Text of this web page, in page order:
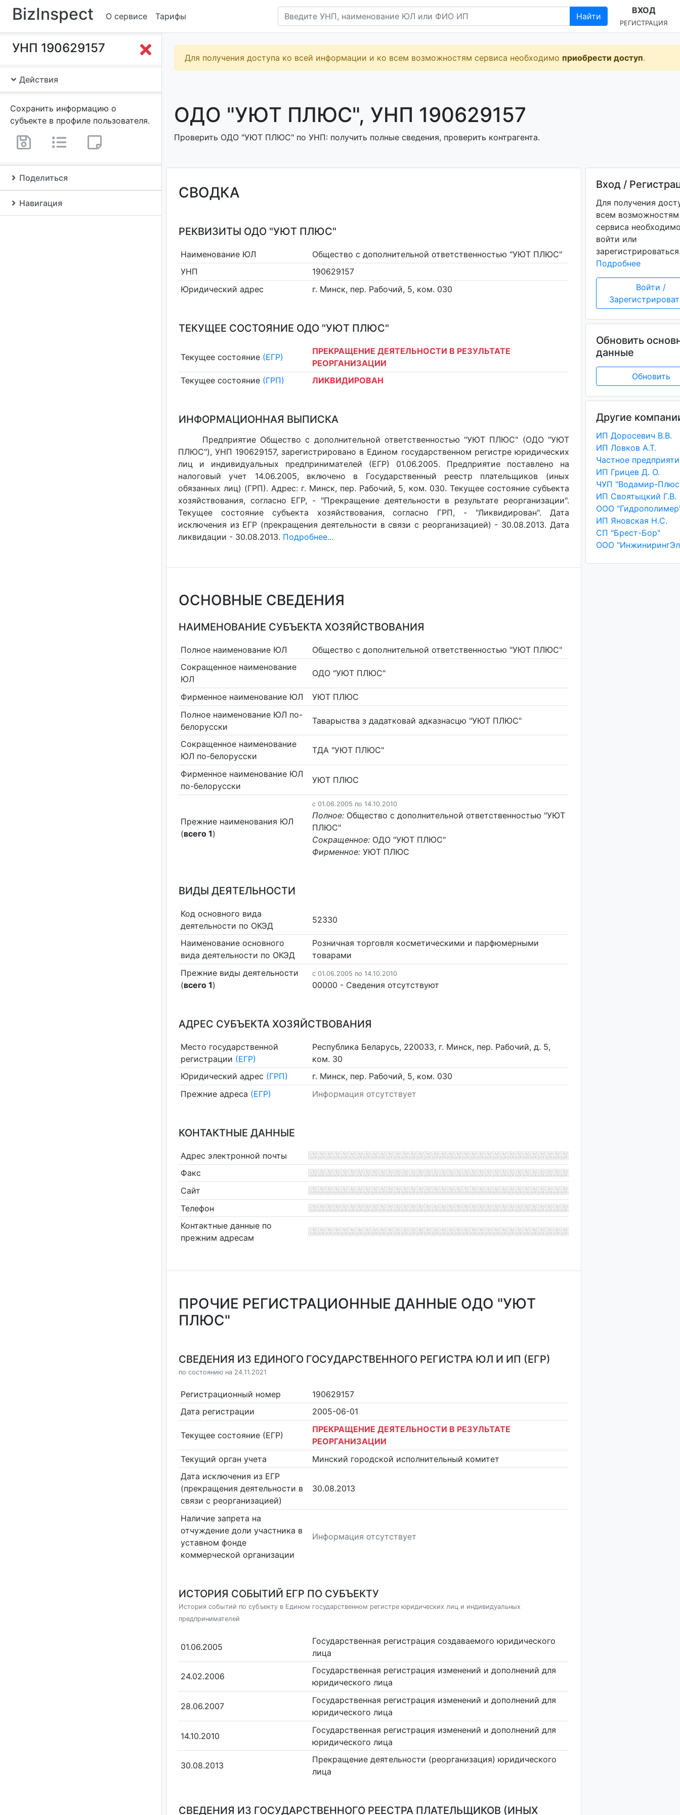
BizInspect О сервисе Тарифы Найти
ВХОД
РЕГИСТРАЦИЯ
УНП 190629157
Действия
Сохранить информацию о
субъекте в профиле пользователя.
Поделиться
Навигация
Для получения доступа ко всей информации и ко всем возможностям сервиса необходимо приобрести доступ.
ОДО "УЮТ ПЛЮС", УНП 190629157
Проверить ОДО "УЮТ ПЛЮС" по УНП: получить полные сведения, проверить контрагента.
СВОДКА
РЕКВИЗИТЫ ОДО "УЮТ ПЛЮС"
Наименование ЮЛ
Общество с дополнительной ответственностью "УЮТ ПЛЮС"
УНП
190629157
Юридический адрес
г. Минск, пер. Рабочий, 5, ком. 030
ТЕКУЩЕЕ СОСТОЯНИЕ ОДО "УЮТ ПЛЮС"
Текущее состояние (ЕГР)
ПРЕКРАЩЕНИЕ ДЕЯТЕЛЬНОСТИ В РЕЗУЛЬТАТЕ
РЕОРГАНИЗАЦИИ
Текущее состояние (ГРП) ЛИКВИДИРОВАН
ИНФОРМАЦИОННАЯ ВЫПИСКА
Предприятие Общество с дополнительной ответственностью "УЮТ ПЛЮС" (ОДО "УЮТ
ПЛЮС"), УНП 190629157, зарегистрировано в Едином государственном регистре юридических
лиц и индивидуальных предпринимателей (ЕГР) 01.06.2005. Предприятие поставлено на
налоговый учет 14.06.2005, включено в Государственный реестр плательщиков (иных
обязанных лиц) (ГРП). Адрес: г. Минск, пер. Рабочий, 5, ком. 030. Текущее состояние субъекта
хозяйствования, согласно ЕГР, - "Прекращение деятельности в результате реорганизации".
Текущее состояние субъекта хозяйствования, согласно ГРП, - "Ликвидирован". Дата
исключения из ЕГР (прекращения деятельности в связи с реорганизацией) - 30.08.2013. Дата
ликвидации - 30.08.2013. Подробнее...
ОСНОВНЫЕ СВЕДЕНИЯ
НАИМЕНОВАНИЕ СУБЪЕКТА ХОЗЯЙСТВОВАНИЯ
Полное наименование ЮЛ
Общество с дополнительной ответственностью "УЮТ ПЛЮС"
Сокращенное наименование
ЮЛ
ОДО "УЮТ ПЛЮС"
Фирменное наименование ЮЛ
УЮТ ПЛЮС
Полное наименование ЮЛ по-
белорусски
Таварыства з дадатковай адказнасцю "УЮТ ПЛЮС"
Сокращенное наименование
ЮЛ по-белорусски
ТДА "УЮТ ПЛЮС"
Фирменное наименование ЮЛ
по-белорусски
УЮТ ПЛЮС
Прежние наименования ЮЛ
(всего 1)
c 01.06.2005 по 14.10.2010
Полное: Общество с дополнительной ответственностью "УЮТ
ПЛЮС"
Сокращенное: ОДО "УЮТ ПЛЮС"
Фирменное: УЮТ ПЛЮС
ВИДЫ ДЕЯТЕЛЬНОСТИ
Код основного вида
деятельности по ОКЭД
52330
Наименование основного
вида деятельности по ОКЭД
Розничная торговля косметическими и парфюмерными
товарами
Прежние виды деятельности
(всего 1)
c 01.06.2005 по 14.10.2010
00000 - Cведения отсутствуют
АДРЕС СУБЪЕКТА ХОЗЯЙСТВОВАНИЯ
Место государственной
регистрации (ЕГР)
Республика Беларусь, 220033, г. Минск, пер. Рабочий, д. 5,
ком. 30
Юридический адрес (ГРП)
г. Минск, пер. Рабочий, 5, ком. 030
Прежние адреса (ЕГР) Информация отсутствует
КОНТАКТНЫЕ ДАННЫЕ
Адрес электронной почты
Факс
Сайт
Телефон
Контактные данные по
прежним адресам
ПРОЧИЕ РЕГИСТРАЦИОННЫЕ ДАННЫЕ ОДО "УЮТ
ПЛЮС"
СВЕДЕНИЯ ИЗ ЕДИНОГО ГОСУДАРСТВЕННОГО РЕГИСТРА ЮЛ И ИП (ЕГР)
по состоянию на 24.11.2021
Регистрационный номер
190629157
Дата регистрации
2005-06-01
Текущее состояние (ЕГР)
ПРЕКРАЩЕНИЕ ДЕЯТЕЛЬНОСТИ В РЕЗУЛЬТАТЕ
РЕОРГАНИЗАЦИИ
Текущий орган учета
Минский городской исполнительный комитет
Дата исключения из ЕГР
(прекращения деятельности в
связи с реорганизацией)
30.08.2013
Наличие запрета на
отчуждение доли участника в
уставном фонде
коммерческой организации
Информация отсутствует
ИСТОРИЯ СОБЫТИЙ ЕГР ПО СУБЪЕКТУ
История событий по субъекту в Едином государственном регистре юридических лиц и индивидуальных
предпринимателей
01.06.2005
Государственная регистрация создаваемого юридического
лица
24.02.2006
Государственная регистрация изменений и дополнений для
юридического лица
28.06.2007
Государственная регистрация изменений и дополнений для
юридического лица
14.10.2010
Государственная регистрация изменений и дополнений для
юридического лица
30.08.2013
Прекращение деятельности (реорганизация) юридического
лица
СВЕДЕНИЯ ИЗ ГОСУДАРСТВЕННОГО РЕЕСТРА ПЛАТЕЛЬЩИКОВ (ИНЫХ
Вход /
Для получения
всем возможностям
сервиса
войти или
Подробнее
Войти /
Обновить
данные
Обновить
Другие
ИП Доросевич В.В.
ИП Ловков А.Т.
ИП Грицев Д. О.
ЧУП "Водамир-
ИП Своятыцкий Г.В.
ООО
ИП Яновская Н.С.
СП "Брест-Бор"
ООО